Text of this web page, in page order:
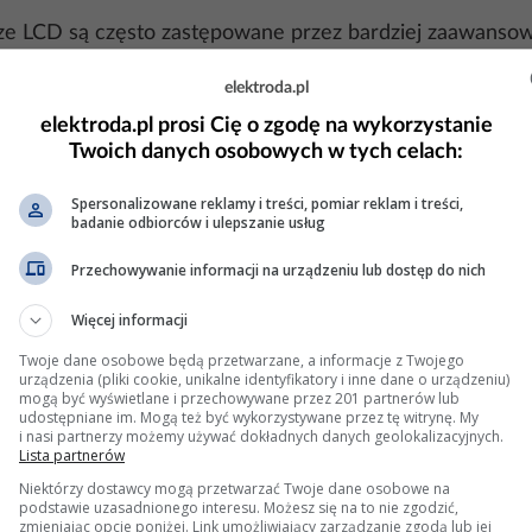
LCD są często zastępowane przez bardziej
z wyświetlaniem mogą być podobne, ale
interfejsem I2C/SPI, błędy komunikacji mogą być
HD44780 wymaga sekwencji inicjalizacji, która
sekwencja nie zostanie wykonana, wyświetlacz
jest zgodne ze specyfikacją (np. 5 V dla
a wyświetlaczem.
elektroda.pl
elektroda.pl prosi Cię o zgodę na wykorzystanie
Twoich danych osobowych w tych celach:
Spersonalizowane reklamy i treści, pomiar reklam i treści,
badanie odbiorców i ulepszanie usług
Przechowywanie informacji na urządzeniu lub dostęp do nich
Więcej informacji
Twoje dane osobowe będą przetwarzane, a informacje z Twojego
urządzenia (pliki cookie, unikalne identyfikatory i inne dane o urządzeniu)
mogą być wyświetlane i przechowywane przez 201 partnerów lub
udostępniane im. Mogą też być wykorzystywane przez tę witrynę. My
i nasi partnerzy możemy używać dokładnych danych geolokalizacyjnych.
Lista partnerów
Niektórzy dostawcy mogą przetwarzać Twoje dane osobowe na
podstawie uzasadnionego interesu. Możesz się na to nie zgodzić,
zmieniając opcje poniżej. Link umożliwiający zarządzanie zgodą lub jej